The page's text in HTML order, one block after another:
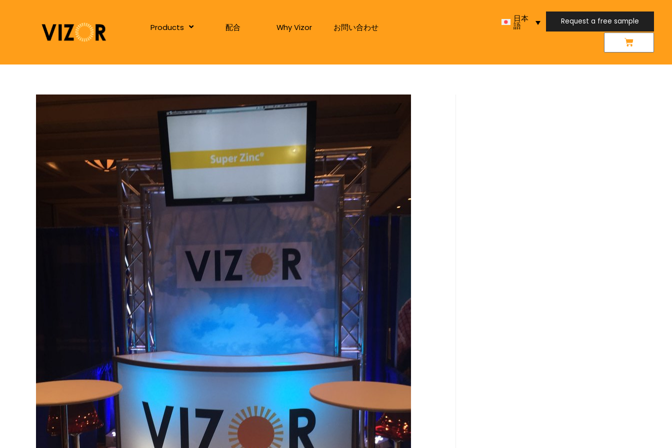
Products 配合 Why Vizor お問い合わせ
日本
語 Request a free sample
Request a free sample